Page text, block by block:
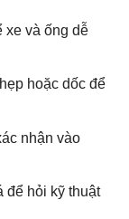
xe và ống dễ
hoặc dốc để
nhận vào
để hỏi kỹ thuật